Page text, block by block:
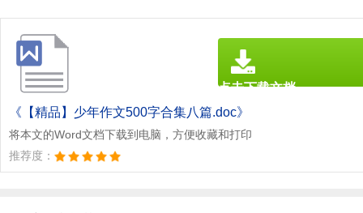
《【精品】少年作文500字合集八篇.doc》
将本文的Word文档下载到电脑，方便收藏和打印
推荐度：
点击下载文档
文档为doc格式